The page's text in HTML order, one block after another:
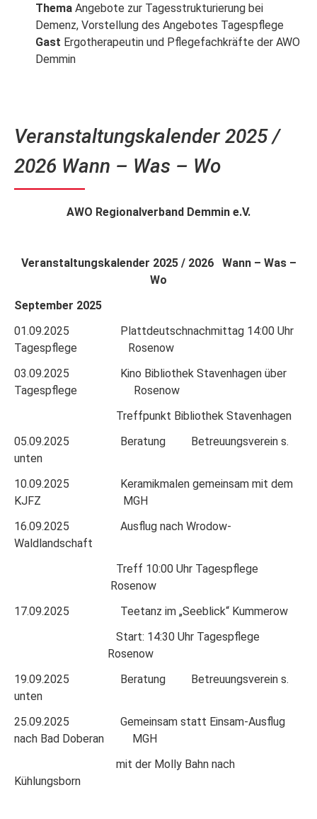
Thema Angebote zur Tagesstrukturierung bei
Demenz, Vorstellung des Angebotes Tagespflege
Gast Ergotherapeutin und Pflegefachkräfte der AWO
Demmin
Veranstaltungskalender 2025 /
2026 Wann – Was – Wo
AWO Regionalverband Demmin e.V.
Veranstaltungskalender 2025 / 2026 Wann – Was –
Wo
September 2025
01.09.2025 Plattdeutschnachmittag 14:00 Uhr
Tagespflege Rosenow
03.09.2025 Kino Bibliothek Stavenhagen über
Tagespflege Rosenow
Treffpunkt Bibliothek Stavenhagen
05.09.2025 Beratung Betreuungsverein s.
unten
10.09.2025 Keramikmalen gemeinsam mit dem
KJFZ MGH
16.09.2025 Ausflug nach Wrodow-
Waldlandschaft
Treff 10:00 Uhr Tagespflege
Rosenow
17.09.2025 Teetanz im „Seeblick“ Kummerow
Start: 14:30 Uhr Tagespflege
Rosenow
19.09.2025 Beratung Betreuungsverein s.
unten
25.09.2025 Gemeinsam statt Einsam-Ausflug
nach Bad Doberan MGH
mit der Molly Bahn nach
Kühlungsborn